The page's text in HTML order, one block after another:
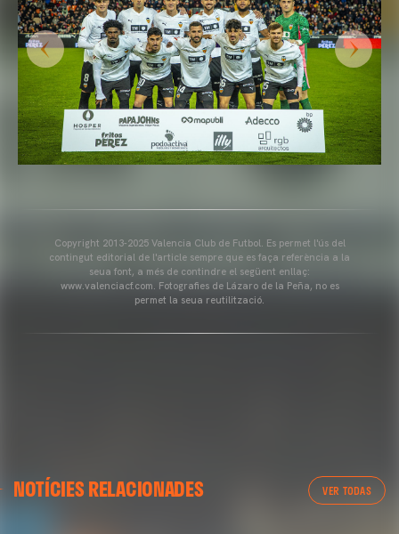
Copyright 2013-2025 Valencia Club de Futbol. Es permet l'ús del
contingut editorial de l'article sempre que es faça referència a la
seua font, a més de contindre el següent enllaç:
www.valenciacf.com. Fotografies de Lázaro de la Peña, no es
permet la seua reutilització.
NOTÍCIES RELACIONADES VER TODAS
ENTRENAMENT DEL VALENCIA CF 04/03/26